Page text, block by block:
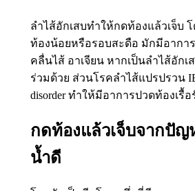
ลำไส้อักเสบทำให้กดท้องแล้วเจ็บ
ท้องน้อยหรือรอบสะดือ มักมีอาการ
คลื่นไส้ อาเจียน หากเป็นลำไส้อักเ
ร่วมด้วย ส่วนโรคลำไส้แปรปรวน
disorder ทำให้มีอาการปวดท้องเรื้อ
กดท้องแล้วเจ็บจากปัญ
น้ำดี